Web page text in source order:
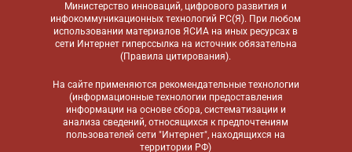
Министерство инноваций, цифрового развития и
инфокоммуникационных технологий РС(Я). При любом
использовании материалов ЯСИА на иных ресурсах в
сети Интернет гиперссылка на источник обязательна
(Правила цитирования).
На сайте применяются рекомендательные технологии
(информационные технологии предоставления
информации на основе сбора, систематизации и
анализа сведений, относящихся к предпочтениям
пользователей сети "Интернет", находящихся на
территории РФ)